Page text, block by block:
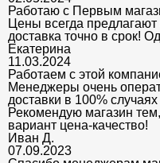
Работаю с Первым
Цены всегда
доставка точно в срок!
Екатерина
11.03.2024
Работаем с этой
Менеджеры очень
доставки в 100%
Рекомендую магазин
вариант цена-качество!
Иван Д.
07.09.2023